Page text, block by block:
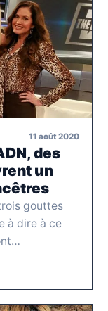
11 août 2020
des
un
gouttes
à dire à ce